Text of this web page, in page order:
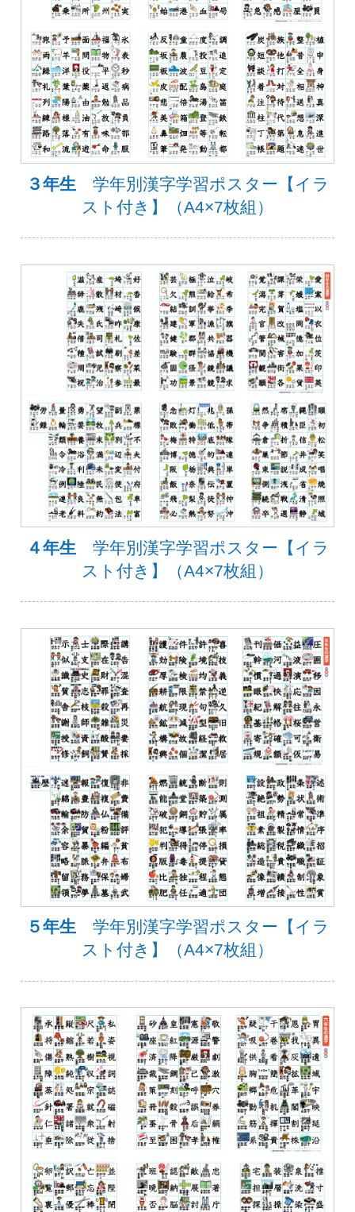
３年生 学年別漢字学習ポスター【イラ
スト付き】（A4×7枚組）
４年生 学年別漢字学習ポスター【イラ
スト付き】（A4×7枚組）
５年生 学年別漢字学習ポスター【イラ
スト付き】（A4×7枚組）